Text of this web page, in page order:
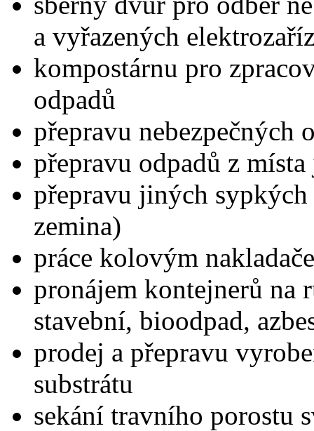
a vyřazených
kompostárnu pro
odpadů
přepravu nebezpečných
přepravu odpadů z
přepravu jiných
zemina)
práce kolovým
pronájem kontejnerů na
stavební, bioodpad,
prodej a přepravu
substrátu
sekání travního porostu